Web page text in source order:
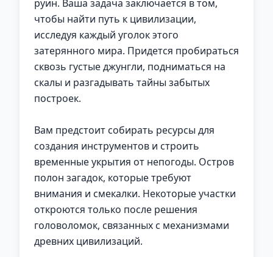
руин. Ваша задача заключается в том,
чтобы найти путь к цивилизации,
исследуя каждый уголок этого
затерянного мира. Придется пробираться
сквозь густые джунгли, подниматься на
скалы и разгадывать тайны забытых
построек.
Вам предстоит собирать ресурсы для
создания инструментов и строить
временные укрытия от непогоды. Остров
полон загадок, которые требуют
внимания и смекалки. Некоторые участки
откроются только после решения
головоломок, связанных с механизмами
древних цивилизаций.